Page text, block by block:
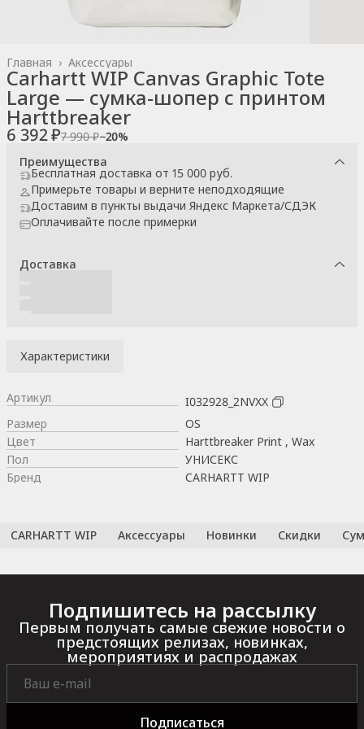
Аксессуары
Главная ›
Carhartt WIP Canvas Graphic Tote
Large — сумка-шопер с принтом
Harttbreaker
6 392 ₽7 990 ₽−20%
Преимущества
Бесплатная доставка от 15 000 руб.
Примерьте товары и верните неподходящие
Доставим в пункты выдачи Яндекс Маркета/СДЭК
Оплачивайте после примерки
Доставка
Характеристики
Артикул
I032928_2NVXX
Размер
OS
Цвет
Harttbreaker Print , Wax
Пол
УНИСЕКС
Бренд
CARHARTT WIP
CARHARTT WIP Аксессуары Новинки Скидки
Подпишитесь на рассылку
Первым получать самые свежие новости о
предстоящих релизах, новинках,
мероприятиях и распродажах
Подписаться